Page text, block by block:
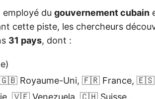
employé du gouvernement cubain
cette piste, les chercheurs
31 pays, dont :
Royaume-Uni, 🇫🇷 France, 🇪🇸